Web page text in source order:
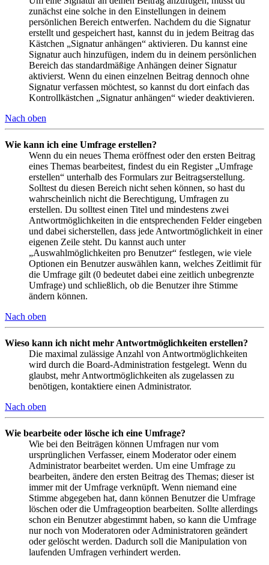
zunächst eine solche in den Einstellungen in deinem
persönlichen Bereich entwerfen. Nachdem du die Signatur
erstellt und gespeichert hast, kannst du in jedem Beitrag das
Kästchen „Signatur anhängen“ aktivieren. Du kannst eine
Signatur auch hinzufügen, indem du in deinem persönlichen
Bereich das standardmäßige Anhängen deiner Signatur
aktivierst. Wenn du einen einzelnen Beitrag dennoch ohne
Signatur verfassen möchtest, so kannst du dort einfach das
Kontrollkästchen „Signatur anhängen“ wieder deaktivieren.
Nach oben
Wie kann ich eine Umfrage erstellen?
Wenn du ein neues Thema eröffnest oder den ersten Beitrag
eines Themas bearbeitest, findest du ein Register „Umfrage
erstellen“ unterhalb des Formulars zur Beitragserstellung.
Solltest du diesen Bereich nicht sehen können, so hast du
wahrscheinlich nicht die Berechtigung, Umfragen zu
erstellen. Du solltest einen Titel und mindestens zwei
Antwortmöglichkeiten in die entsprechenden Felder eingeben
und dabei sicherstellen, dass jede Antwortmöglichkeit in einer
eigenen Zeile steht. Du kannst auch unter
„Auswahlmöglichkeiten pro Benutzer“ festlegen, wie viele
Optionen ein Benutzer auswählen kann, welches Zeitlimit für
die Umfrage gilt (0 bedeutet dabei eine zeitlich unbegrenzte
Umfrage) und schließlich, ob die Benutzer ihre Stimme
ändern können.
Nach oben
Wieso kann ich nicht mehr Antwortmöglichkeiten erstellen?
Die maximal zulässige Anzahl von Antwortmöglichkeiten
wird durch die Board-Administration festgelegt. Wenn du
glaubst, mehr Antwortmöglichkeiten als zugelassen zu
benötigen, kontaktiere einen Administrator.
Nach oben
Wie bearbeite oder lösche ich eine Umfrage?
Wie bei den Beiträgen können Umfragen nur vom
ursprünglichen Verfasser, einem Moderator oder einem
Administrator bearbeitet werden. Um eine Umfrage zu
bearbeiten, ändere den ersten Beitrag des Themas; dieser ist
immer mit der Umfrage verknüpft. Wenn niemand eine
Stimme abgegeben hat, dann können Benutzer die Umfrage
löschen oder die Umfrageoption bearbeiten. Sollte allerdings
schon ein Benutzer abgestimmt haben, so kann die Umfrage
nur noch von Moderatoren oder Administratoren geändert
oder gelöscht werden. Dadurch soll die Manipulation von
laufenden Umfragen verhindert werden.